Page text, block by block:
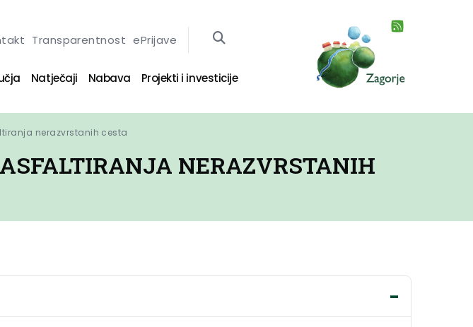
Transparentnost ePrijave
Natječaji Nabava Projekti i investicije
nerazvrstanih cesta
NERAZVRSTANIH